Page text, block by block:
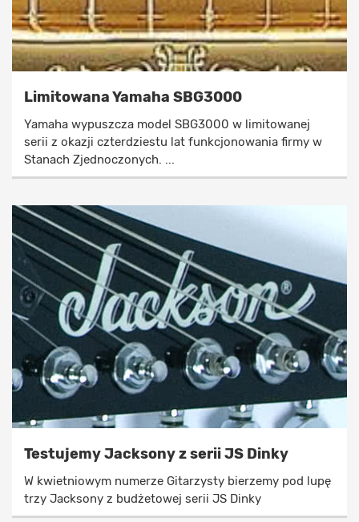
Limitowana Yamaha SBG3000
Yamaha wypuszcza model SBG3000 w limitowanej
serii z okazji czterdziestu lat funkcjonowania firmy w
Stanach Zjednoczonych. ...
Testujemy Jacksony z serii JS Dinky
W kwietniowym numerze Gitarzysty bierzemy pod lupę
trzy Jacksony z budżetowej serii JS Dinky